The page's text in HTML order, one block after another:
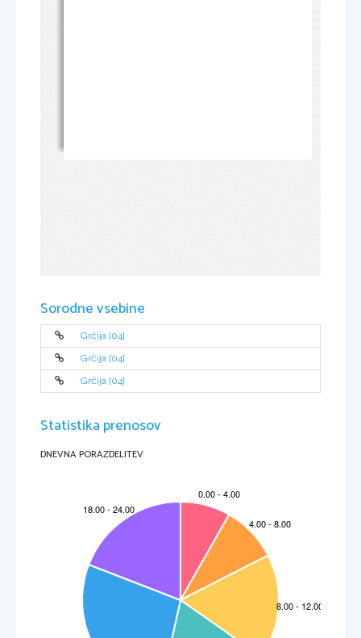
Sorodne vsebine
Grčija [04]
Grčija [04]
Grčija [04]
Statistika prenosov
DNEVNA PORAZDELITEV